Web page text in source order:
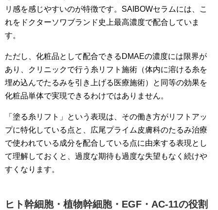
リ感を感じやすいのが特徴です。SAIBOWセラムには、こ
れをドクターソワブランド史上最高濃度で配合していま
す。
ただし、化粧品として配合できるDMAEの濃度には限界が
あり、クリニックで行う糸リフト施術（体内に溶ける糸を
埋め込んでたるみを引き上げる医療施術）と同等の効果を
化粧品単体で実現できるわけではありません。
「塗る糸リフト」という表現は、その働き方がリフトアッ
プに特化している点と、広尾プライム皮膚科のたるみ治療
で使われている成分を配合している点に由来する表現とし
て理解しておくと、過度な期待も過度な失望もなく続けや
すくなります。
ヒト幹細胞・植物幹細胞・EGF・AC-11の役割